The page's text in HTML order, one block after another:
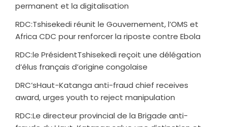
permanent et la digitalisation
RDC:Tshisekedi réunit le Gouvernement, l’OMS et
Africa CDC pour renforcer la riposte contre Ebola
RDC:le PrésidentTshisekedi reçoit une délégation
d’élus français d’origine congolaise
DRC’sHaut-Katanga anti-fraud chief receives
award, urges youth to reject manipulation
RDC:Le directeur provincial de la Brigade anti-